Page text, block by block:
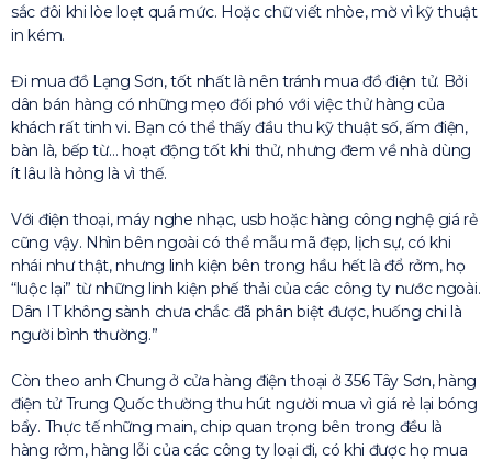
sắc đôi khi lòe loẹt quá mức. Hoặc chữ viết nhòe, mờ vì kỹ thuật
in kém.
Đi mua đồ Lạng Sơn, tốt nhất là nên tránh mua đồ điện tử. Bởi
dân bán hàng có những mẹo đối phó với việc thử hàng của
khách rất tinh vi. Bạn có thể thấy đầu thu kỹ thuật số, ấm điện,
bàn là, bếp từ… hoạt động tốt khi thử, nhưng đem về nhà dùng
ít lâu là hỏng là vì thế.
Với điện thoại, máy nghe nhạc, usb hoặc hàng công nghệ giá rẻ
cũng vậy. Nhìn bên ngoài có thể mẫu mã đẹp, lịch sự, có khi
nhái như thật, nhưng linh kiện bên trong hầu hết là đổ rởm, họ
“luộc lại” từ những linh kiện phế thải của các công ty nước ngoài.
Dân IT không sành chưa chắc đã phân biệt được, huống chi là
người bình thường.”
Còn theo anh Chung ở cửa hàng điện thoại ở 356 Tây Sơn, hàng
điện tử Trung Quốc thường thu hút người mua vì giá rẻ lại bóng
bẩy. Thực tế những main, chip quan trọng bên trong đều là
hàng rởm, hàng lỗi của các công ty loại đi, có khi được họ mua